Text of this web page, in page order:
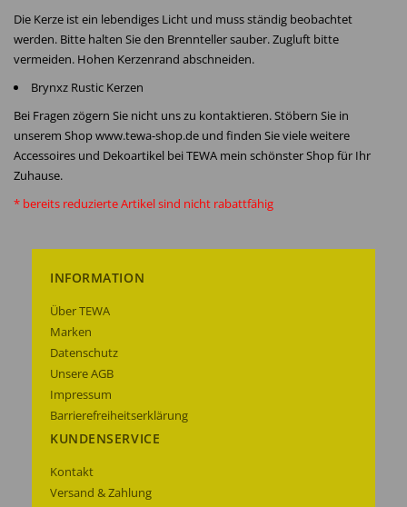
Die Kerze ist ein lebendiges Licht und muss ständig beobachtet
werden. Bitte halten Sie den Brennteller sauber. Zugluft bitte
vermeiden. Hohen Kerzenrand abschneiden.
Brynxz Rustic Kerzen
Bei Fragen zögern Sie nicht uns zu kontaktieren. Stöbern Sie in
unserem Shop www.tewa-shop.de und finden Sie viele weitere
Accessoires und Dekoartikel bei TEWA mein schönster Shop für Ihr
Zuhause.
* bereits reduzierte Artikel sind nicht rabattfähig
INFORMATION
Über TEWA
Marken
Datenschutz
Unsere AGB
Impressum
Barrierefreiheitserklärung
KUNDENSERVICE
Kontakt
Versand & Zahlung